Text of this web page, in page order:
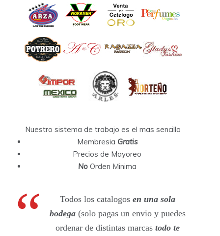
Nuestro sistema de trabajo es el mas sencillo
Membresia Gratis
Precios de Mayoreo
NoOrden Minima
Todos los catalogos en una sola
bodega (solo pagas un envio y puedes
ordenar de distintas marcastodo te